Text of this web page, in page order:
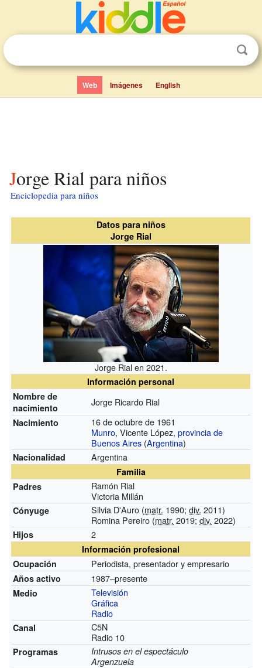
Web Imágenes English
Jorge Rial para niños
Enciclopedia para niños
Datos para niños
Jorge Rial
Jorge Rial en 2021.
Información personal
Nombre de
nacimiento
Jorge Ricardo Rial
Nacimiento
16 de octubre de 1961
Munro, Vicente López,provincia de
Buenos Aires (Argentina)
Nacionalidad Argentina
Familia
Padres
Ramón Rial
Victoria Millán
Cónyuge Silvia D'Auro (matr. 1990;div. 2011)
Romina Pereiro (matr. 2019;div. 2022)
Hijos 2
Información profesional
Ocupación
Periodista, presentador y empresario
Años activo 1987–presente
Medio
Televisión
Gráfica
Radio
Canal
C5N
Radio 10
Programas
Intrusos en el espectáculo
Argenzuela